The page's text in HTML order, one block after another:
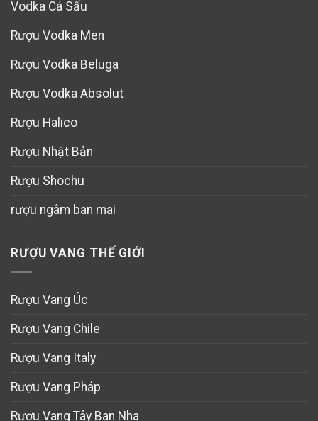
Vodka Cá Sấu
Rượu Vodka Men
Rượu Vodka Beluga
Rượu Vodka Absolut
Rượu Halico
Rượu Nhật Bản
Rượu Shochu
rượu ngâm ban mai
RƯỢU VANG THẾ GIỚI
Rượu Vang Úc
Rượu Vang Chile
Rượu Vang Italy
Rượu Vang Pháp
Rượu Vang Tây Ban Nha